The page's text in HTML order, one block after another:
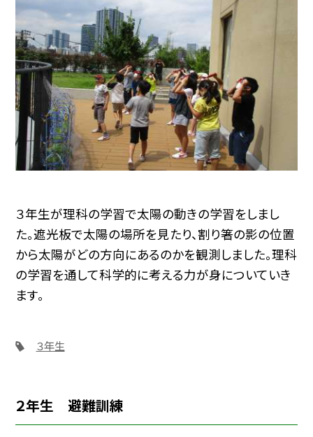
３年生が理科の学習で太陽の動きの学習をしまし
た。遮光板で太陽の場所を見たり、割り箸の影の位置
から太陽がどの方向にあるのかを観測しました。理科
の学習を通して科学的に考える力が身についていき
ます。
３年生
２年生 避難訓練